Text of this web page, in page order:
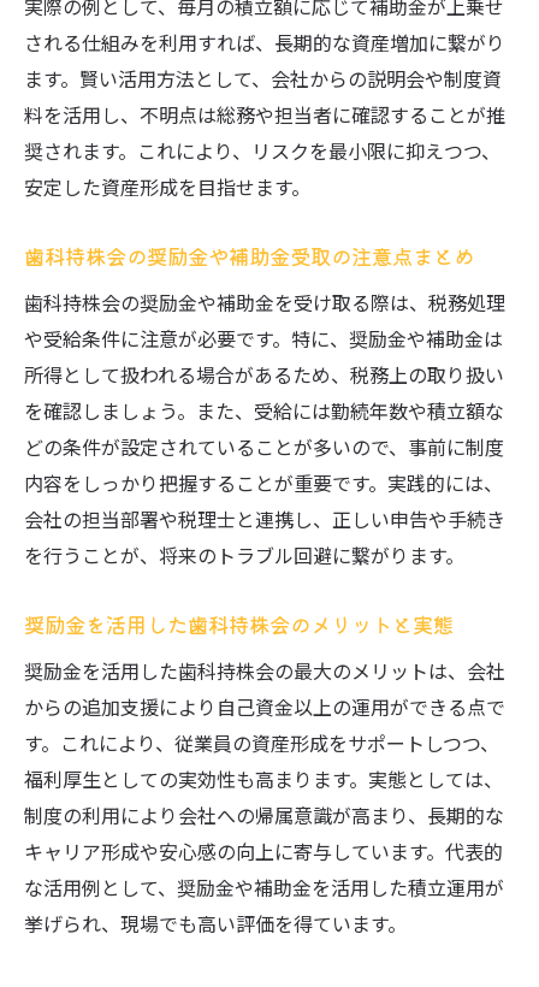
実際の例として、毎月の積立額に応じて補助金が上乗せ
される仕組みを利用すれば、長期的な資産増加に繋がり
ます。賢い活用方法として、会社からの説明会や制度資
料を活用し、不明点は総務や担当者に確認することが推
奨されます。これにより、リスクを最小限に抑えつつ、
安定した資産形成を目指せます。
歯科持株会の奨励金や補助金受取の注意点まとめ
歯科持株会の奨励金や補助金を受け取る際は、税務処理
や受給条件に注意が必要です。特に、奨励金や補助金は
所得として扱われる場合があるため、税務上の取り扱い
を確認しましょう。また、受給には勤続年数や積立額な
どの条件が設定されていることが多いので、事前に制度
内容をしっかり把握することが重要です。実践的には、
会社の担当部署や税理士と連携し、正しい申告や手続き
を行うことが、将来のトラブル回避に繋がります。
奨励金を活用した歯科持株会のメリットと実態
奨励金を活用した歯科持株会の最大のメリットは、会社
からの追加支援により自己資金以上の運用ができる点で
す。これにより、従業員の資産形成をサポートしつつ、
福利厚生としての実効性も高まります。実態としては、
制度の利用により会社への帰属意識が高まり、長期的な
キャリア形成や安心感の向上に寄与しています。代表的
な活用例として、奨励金や補助金を活用した積立運用が
挙げられ、現場でも高い評価を得ています。